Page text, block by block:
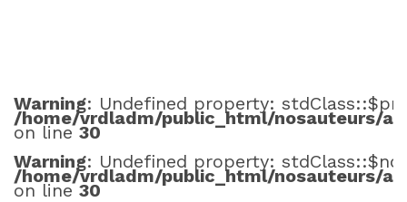
Warning: Undefined property:
/home/vrdladm/public_html/nosauteurs/
on line30
Warning: Undefined property:
/home/vrdladm/public_html/nosauteurs/
on line30